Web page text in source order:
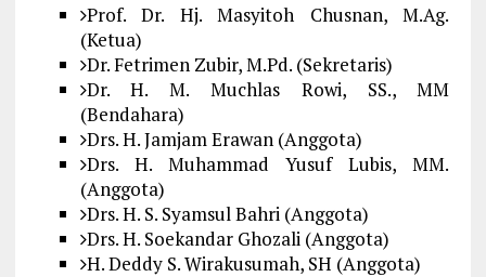
Prof. Dr. Hj. Masyitoh Chusnan, M.Ag.
(Ketua)
Dr. Fetrimen Zubir, M.Pd. (Sekretaris)
Dr. H. M. Muchlas Rowi, SS., MM
(Bendahara)
Drs. H. Jamjam Erawan (Anggota)
Drs. H. Muhammad Yusuf Lubis, MM.
(Anggota)
Drs. H. S. Syamsul Bahri (Anggota)
Drs. H. Soekandar Ghozali (Anggota)
H. Deddy S. Wirakusumah, SH (Anggota)